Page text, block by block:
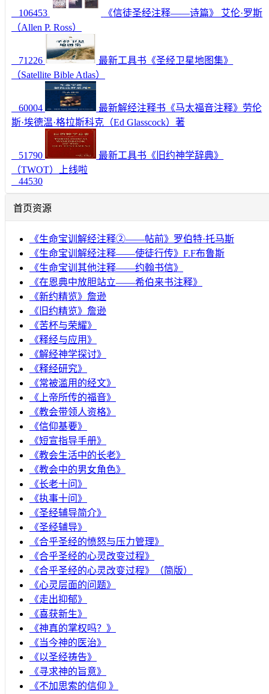
106453
《信徒圣经注释——诗篇》 艾伦·罗斯
（Allen P. Ross）
71226
最新工具书《圣经卫星地图集》
（Satellite Bible Atlas）
60004
最新解经注释书《马太福音注释》劳伦
斯·埃德温·格拉斯科克（Ed Glasscock）著
51790
最新工具书《旧约神学辞典》
（TWOT）上线啦
44530
首页资源
《生命宝训解经注释②——帖前》罗伯特·托马斯
《生命宝训解经注释——使徒行传》F.F布鲁斯
《生命宝训其他注释——约翰书信》
《在恩典中放胆站立——希伯来书注释》
《新约精览》詹逊
《旧约精览》詹逊
《苦杯与荣耀》
《释经与应用》
《解经神学探讨》
《释经研究》
《常被滥用的经文》
《上帝所传的福音》
《教会带领人资格》
《信仰基要》
《短宣指导手册》
《教会生活中的长老》
《教会中的男女角色》
《长老十问》
《执事十问》
《圣经辅导简介》
《圣经辅导》
​《合乎圣经的愤怒与压力管理》
《合乎圣经的心灵改变过程》
《合乎圣经的心灵改变过程》（简版）
《心灵层面的问题》
《走出抑郁》
《喜获新生》
《神真的掌权吗？》
《当今神的医治》
《以圣经祷告》
《寻求神的旨意》
《不加思索的信仰 》